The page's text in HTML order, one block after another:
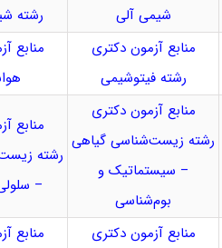
شیمی آلی
رشته
منابع آزمون دکتری
رشته فیتوشیمی
منابع
منابع آزمون دکتری
رشته زیست‌شناسی گیاهی
– سیستماتیک و
بوم‌شناسی
منابع
رشته
–
منابع آزمون دکتری
منابع